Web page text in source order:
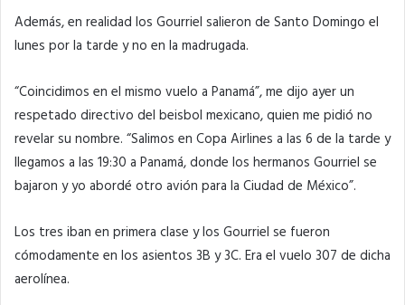
Además, en realidad los Gourriel salieron de Santo Domingo el
lunes por la tarde y no en la madrugada.
“Coincidimos en el mismo vuelo a Panamá”, me dijo ayer un
respetado directivo del beisbol mexicano, quien me pidió no
revelar su nombre. “Salimos en Copa Airlines a las 6 de la tarde y
llegamos a las 19:30 a Panamá, donde los hermanos Gourriel se
bajaron y yo abordé otro avión para la Ciudad de México”.
Los tres iban en primera clase y los Gourriel se fueron
cómodamente en los asientos 3B y 3C. Era el vuelo 307 de dicha
aerolínea.